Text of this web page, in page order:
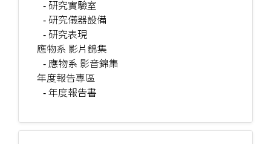
- 研究實驗室
- 研究儀器設備
- 研究表現
應物系 影片錦集
- 應物系 影音錦集
年度報告專區
- 年度報告書